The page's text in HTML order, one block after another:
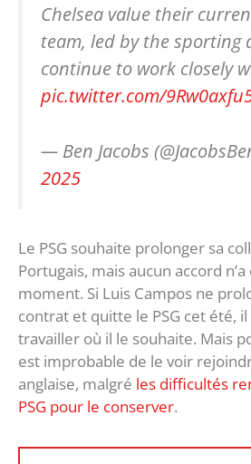
Chelsea value their
team, led by the sporting
continue to work closely
pic.twitter.com/
— Ben Jacobs
2025
Le PSG souhaite prolonger sa
Portugais, mais aucun accord
moment. Si Luis Campos ne
contrat et quitte le PSG cet été,
travailler où il le souhaite. Mais
est improbable de le voir
anglaise, malgré les difficultés
PSG pour le conserver.